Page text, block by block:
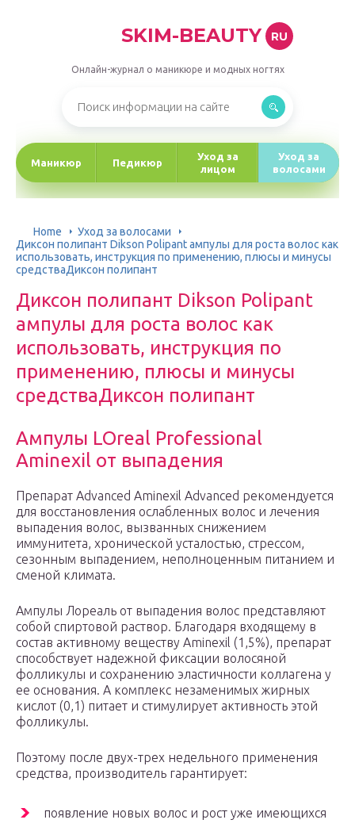
SKIM-BEAUTY RU
Онлайн-журнал о маникюре и модных ногтях
Маникюр Педикюр
Уход за
лицом
Уход за
волосами
Home
Уход за волосами
Диксон полипант Dikson Polipant ампулы для роста волос как
использовать, инструкция по применению, плюсы и минусы
средстваДиксон полипант
Диксон полипант Dikson Polipant
ампулы для роста волос как
использовать, инструкция по
применению, плюсы и минусы
средстваДиксон полипант
Ампулы LOreal Professional
Aminexil от выпадения
Препарат Advanced Aminexil Advanced рекомендуется
для восстановления ослабленных волос и лечения
выпадения волос, вызванных снижением
иммунитета, хронической усталостью, стрессом,
сезонным выпадением, неполноценным питанием и
сменой климата.
Ампулы Лореаль от выпадения волос представляют
собой спиртовой раствор. Благодаря входящему в
состав активному веществу Aminexil (1,5%), препарат
способствует надежной фиксации волосяной
фолликулы и сохранению эластичности коллагена у
ее основания. А комплекс незаменимых жирных
кислот (0,1) питает и стимулирует активность этой
фолликулы.
Поэтому после двух-трех недельного применения
средства, производитель гарантирует:
появление новых волос и рост уже имеющихся